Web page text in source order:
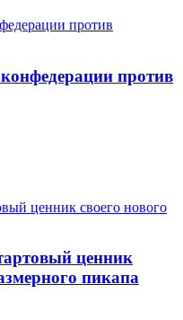
против
ценник
пикапа